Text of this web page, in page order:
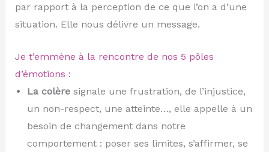
par rapport à la perception de ce que l’on a d’une
situation. Elle nous délivre un message.
Je t’emmène à la rencontre de nos 5 pôles
d’émotions :
La colèresignale une frustration, de l’injustice,
un non-respect, une atteinte…, elle appelle à un
besoin de changement dans notre
comportement : poser ses limites, s’affirmer, se